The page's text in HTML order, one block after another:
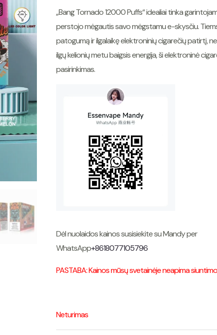
„Bang Tornado 12000 Puffs“ idealiai tinka
perstojo mėgautis savo mėgstamu e-skysčiu.
patogumą ir ilgalaikę elektroninių cigarečių patirtį,
ilgų kelionių metu baigsis energija, ši elektroninė
pasirinkimas.
Dėl nuolaidos kainos susisiekite su Mandy per
WhatsApp+8618077105796
PASTABA: Kainos mūsų svetainėje neapima
Neturimas